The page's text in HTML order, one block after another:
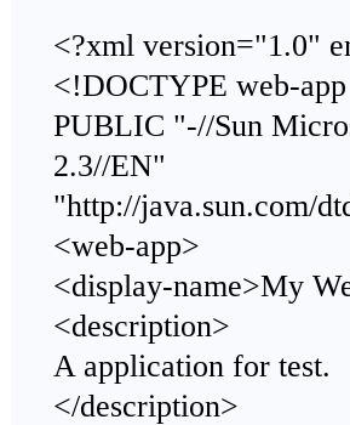
<?xml version="1.0"
<!DOCTYPE web-app
PUBLIC "-//Sun
2.3//EN"
"http://java.sun.com/
<web-app>
<display-name>My
<description>
A application for test.
</description>